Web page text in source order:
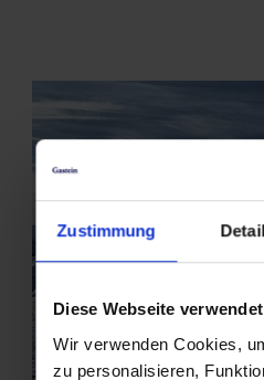
Zustimmung
Diese Webseite
Wir verwenden Cookies,
zu personalisieren,